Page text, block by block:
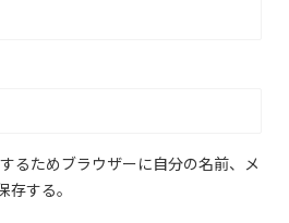
るためブラウザーに自分の名前、メ
する。